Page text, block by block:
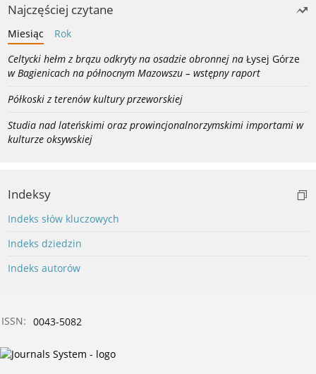
Najczęściej czytane
Miesiąc
Rok
Celtycki hełm z brązu odkryty na osadzie obronnej na Łysej Górze
w Bagienicach na północnym Mazowszu – wstępny raport
Półkoski z terenów kultury przeworskiej
Studia nad lateńskimi oraz prowincjonalnorzymskimi importami w
kulturze oksywskiej
Indeksy
Indeks słów kluczowych
Indeks dziedzin
Indeks autorów
ISSN: 0043-5082